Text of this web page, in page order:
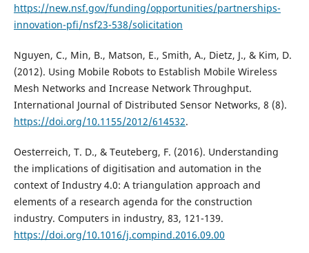
https://new.nsf.gov/funding/opportunities/partnerships-
innovation-pfi/nsf23-538/solicitation
Nguyen, C., Min, B., Matson, E., Smith, A., Dietz, J., & Kim, D.
(2012). Using Mobile Robots to Establish Mobile Wireless
Mesh Networks and Increase Network Throughput.
International Journal of Distributed Sensor Networks, 8 (8).
https://doi.org/10.1155/2012/614532.
Oesterreich, T. D., & Teuteberg, F. (2016). Understanding
the implications of digitisation and automation in the
context of Industry 4.0: A triangulation approach and
elements of a research agenda for the construction
industry. Computers in industry, 83, 121-139.
https://doi.org/10.1016/j.compind.2016.09.00